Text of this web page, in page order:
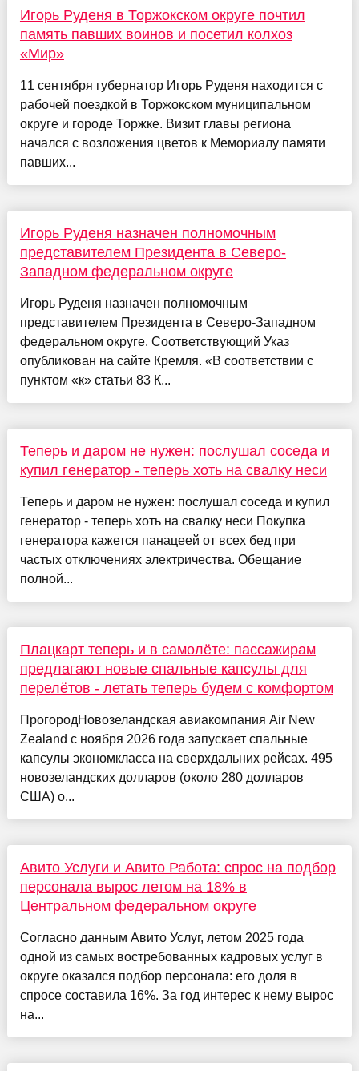
Игорь Руденя в Торжокском округе почтил
память павших воинов и посетил колхоз
«Мир»
11 сентября губернатор Игорь Руденя находится с
рабочей поездкой в Торжокском муниципальном
округе и городе Торжке. Визит главы региона
начался с возложения цветов к Мемориалу памяти
павших...
Игорь Руденя назначен полномочным
представителем Президента в Северо-
Западном федеральном округе
Игорь Руденя назначен полномочным
представителем Президента в Северо-Западном
федеральном округе. Соответствующий Указ
опубликован на сайте Кремля. «В соответствии с
пунктом «к» статьи 83 К...
Теперь и даром не нужен: послушал соседа и
купил генератор - теперь хоть на свалку неси
Теперь и даром не нужен: послушал соседа и купил
генератор - теперь хоть на свалку неси Покупка
генератора кажется панацеей от всех бед при
частых отключениях электричества. Обещание
полной...
Плацкарт теперь и в самолёте: пассажирам
предлагают новые спальные капсулы для
перелётов - летать теперь будем с комфортом
ПрогородНовозеландская авиакомпания Air New
Zealand с ноября 2026 года запускает спальные
капсулы экономкласса на сверхдальних рейсах. 495
новозеландских долларов (около 280 долларов
США) о...
Авито Услуги и Авито Работа: спрос на подбор
персонала вырос летом на 18% в
Центральном федеральном округе
Согласно данным Авито Услуг, летом 2025 года
одной из самых востребованных кадровых услуг в
округе оказался подбор персонала: его доля в
спросе составила 16%. За год интерес к нему вырос
на...